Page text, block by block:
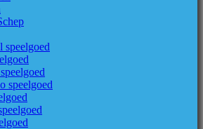
speelgoed
speelgoed